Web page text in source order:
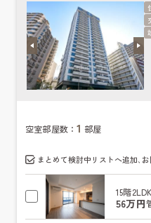
空室部屋数：1 部屋
まとめて検討中リストへ追加､
15階2LDK
56万円